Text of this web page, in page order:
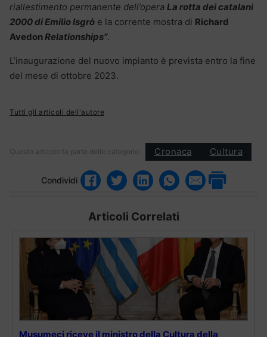
riallestimento permanente dell’opera La rotta dei catalani
2000di Emilio Isgrò e la corrente mostra di Richard
AvedonRelationships”.
L’inaugurazione del nuovo impianto è prevista entro la fine
del mese di ottobre 2023.
Tutti gli articoli dell'autore
Questo articolo fa parte delle categorie: Cronaca Cultura
Condividi
Articoli Correlati
Musumeci riceve il ministro della Cultura della